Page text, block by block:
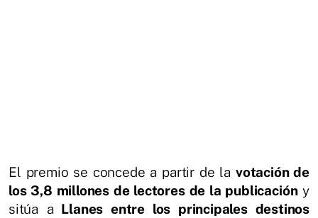
El premio se concede a partir de la votación de
los 3,8 millones de lectores de la publicacióny
sitúa a Llanes entre los principales destinos